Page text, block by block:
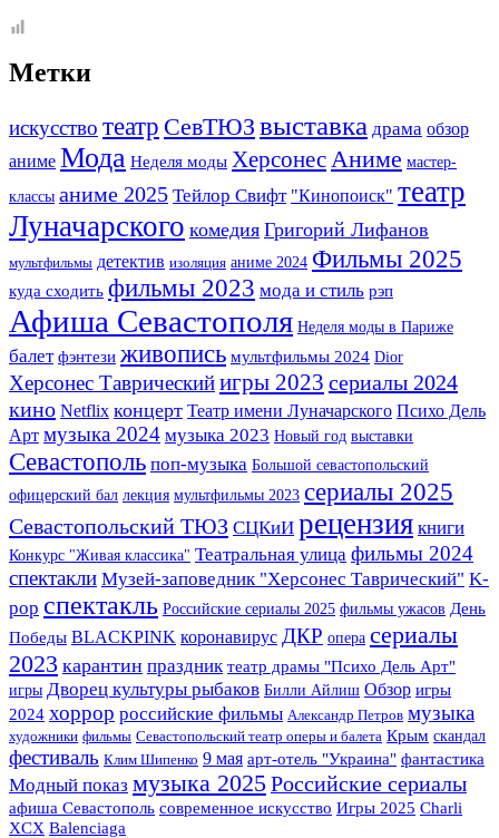
Метки
искусство театр СевТЮЗ выставка драма обзор
аниме Мода Неделя моды ХерсонесАниме мастер-
классы аниме 2025 Тейлор Свифт "Кинопоиск" театр
Луначарского комедия Григорий Лифанов
мультфильмы детектив изоляция аниме 2024 Фильмы 2025
куда сходить фильмы 2023 мода и стиль рэп
Афиша Севастополя Неделя моды в Париже
балет фэнтези живопись мультфильмы 2024 Dior
Херсонес Таврическийигры 2023 сериалы 2024
кино Netflix концерт Театр имени Луначарского Психо Дель
Арт музыка 2024 музыка 2023 Новый год выставки
Севастополь поп-музыка Большой севастопольский
офицерский бал лекция мультфильмы 2023 сериалы 2025
Севастопольский ТЮЗ СЦКиИ рецензия книги
Конкурс "Живая классика" Театральная улица фильмы 2024
спектакли Музей-заповедник "Херсонес Таврический" K-
pop спектакль Российские сериалы 2025 фильмы ужасов День
Победы BLACKPINK коронавирус ДКР опера сериалы
2023 карантин праздник театр драмы "Психо Дель Арт"
игры Дворец культуры рыбаков Билли Айлиш Обзор игры
2024 хоррор российские фильмы Александр Петров музыка
художники фильмы Севастопольский театр оперы и балета Крым скандал
фестиваль Клим Шипенко 9 мая арт-отель "Украина" фантастика
Модный показ музыка 2025Российские сериалы
афиша Севастополь современное искусство Игры 2025 Charli
XCX Balenciaga